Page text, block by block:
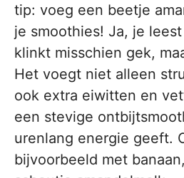
tip: voeg een beetje
je smoothies! Ja, je
klinkt misschien gek,
Het voegt niet alleen
ook extra eiwitten en
een stevige
urenlang energie geeft.
bijvoorbeeld met